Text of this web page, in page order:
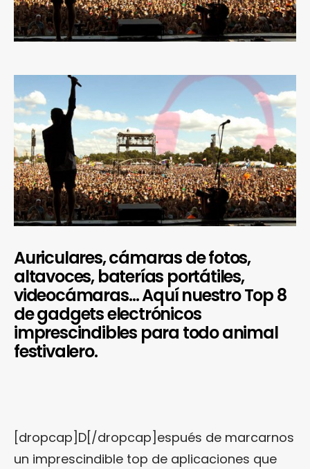
Auriculares, cámaras de fotos,
altavoces, baterías portátiles,
videocámaras… Aquí nuestro Top 8
de gadgets electrónicos
imprescindibles para todo animal
festivalero.
[dropcap]D[/dropcap]espués de marcarnos
un imprescindible top de aplicaciones que